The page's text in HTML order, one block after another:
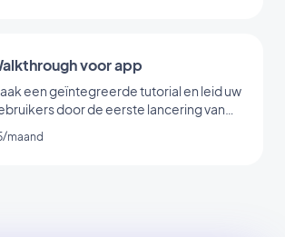
voor app
een geïntegreerde tutorial en leid uw
door de eerste lancering van
app
maand